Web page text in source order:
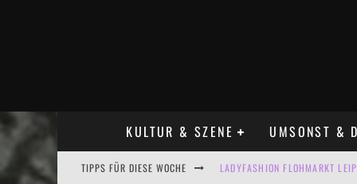
KULTUR & SZENE UMSONST &
TIPPS FÜR DIESE WOCHE LADYFASHION FLOHMARKT